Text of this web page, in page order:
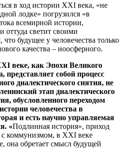
в ход истории XXI века, «не
лодке» погрузился «в
всемирной истории,
оттуда светит своими
будущее у человечества только
качества – ноосферного.
веке, как Эпохи Великого
собой процесс
диалектического снятия, не
этап диалектического
обусловленного переходом
человечества в
и есть научно управляемая
«Подлинная история», приход
коммунизмом, в XXI веке
она обретает смысл будущей